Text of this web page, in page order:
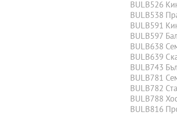
BULB526
BULB538
BULB591
BULB597
BULB638
BULB639
BULB743
BULB781
BULB782
BULB788
BULB816